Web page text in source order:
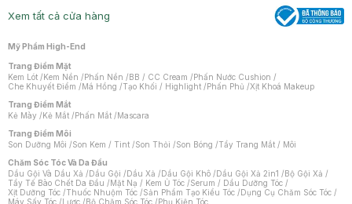
Xem tất cả cửa hàng
Mỹ Phẩm High-End
Trang Điểm Mặt
Kem Lót /Kem Nền /Phấn Nền /BB / CC Cream /Phấn Nước Cushion /
Che Khuyết Điểm /Má Hồng /Tạo Khối / Highlight /Phấn Phủ /Xịt Khoá Makeup
Trang Điểm Mắt
Kẻ Mày /Kẻ Mắt /Phấn Mắt /Mascara
Trang Điểm Môi
Son Dưỡng Môi /Son Kem / Tint /Son Thỏi /Son Bóng /Tẩy Trang Mắt / Môi
Chăm Sóc Tóc Và Da Đầu
Dầu Gội Và Dầu Xả /Dầu Gội /Dầu Xả /Dầu Gội Khô /Dầu Gội Xả 2in1 /Bộ Gội Xả /
Tẩy Tế Bào Chết Da Đầu /Mặt Nạ / Kem Ủ Tóc /Serum / Dầu Dưỡng Tóc /
Xịt Dưỡng Tóc /Thuốc Nhuộm Tóc /Sản Phẩm Tạo Kiểu Tóc /Dụng Cụ Chăm Sóc Tóc /
Máy Sấy Tóc /Lược /Bộ Chăm Sóc Tóc /Phụ Kiện Tóc